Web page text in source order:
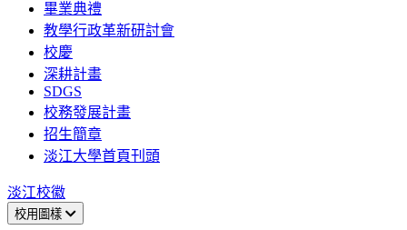
畢業典禮
教學行政革新研討會
校慶
深耕計畫
SDGS
校務發展計畫
招生簡章
淡江大學首頁刊頭
淡江校徽
校用圖樣